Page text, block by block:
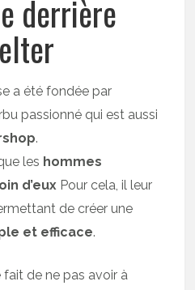
derrière
a été fondée par
passionné qui est aussi
.
les hommes
d’eux Pour cela, il leur
de créer une
et efficace.
fait de ne pas avoir à